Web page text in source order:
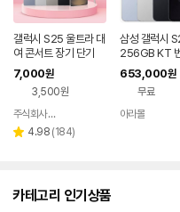
을
안
내
를
나
타
는
표
갤럭시 S25 울트라 대
여 콘서트 장기 단기
7,000원
3,500원
페이
주식회사 폰빌리지
별 4.98 리
(184)
삼성 갤럭시
256GB KT
완납 80요금제
653,000원
무료
아라몰
카테고리 인기상품